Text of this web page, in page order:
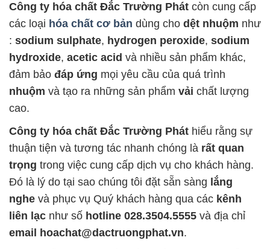
Công ty hóa chất Đắc Trường Phát còn cung cấp
các loại hóa chất cơ bản dùng cho dệt nhuộm như
: sodium sulphate, hydrogen peroxide, sodium
hydroxide, acetic acid và nhiều sản phẩm khác,
đảm bảo đáp ứng mọi yêu cầu của quá trình
nhuộm và tạo ra những sản phẩm vải chất lượng
cao.
Công ty hóa chất Đắc Trường Phát hiểu rằng sự
thuận tiện và tương tác nhanh chóng là rất quan
trọng trong việc cung cấp dịch vụ cho khách hàng.
Đó là lý do tại sao chúng tôi đặt sẵn sàng lắng
nghe và phục vụ Quý khách hàng qua các kênh
liên lạc như số hotline 028.3504.5555 và địa chỉ
email hoachat@dactruongphat.vn.